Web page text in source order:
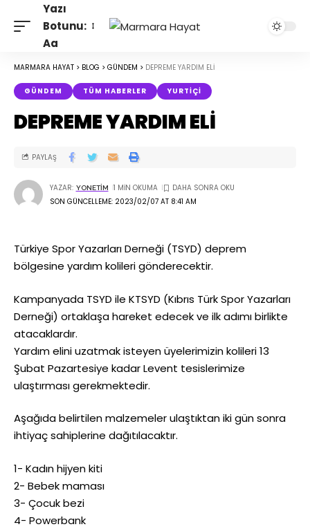
Yazı
Botunu:
Aa
MARMARA HAYAT > BLOG > GÜNDEM > DEPREME YARDIM ELİ
GÜNDEM TÜM HABERLER YURTIÇI
DEPREME YARDIM ELİ
SON GÜNCELLEME: 2023/02/07 AT 8:41 AM
YAZAR: YONETIM 1 MIN OKUMA
PAYLAŞ
Türkiye Spor Yazarları Derneği (TSYD) deprem
bölgesine yardım kolileri gönderecektir.
Kampanyada TSYD ile KTSYD (Kıbrıs Türk Spor Yazarları
Derneği) ortaklaşa hareket edecek ve ilk adımı birlikte
atacaklardır.
Yardım elini uzatmak isteyen üyelerimizin kolileri 13
Şubat Pazartesiye kadar Levent tesislerimize
ulaştırması gerekmektedir.
Aşağıda belirtilen malzemeler ulaştıktan iki gün sonra
ihtiyaç sahiplerine dağıtılacaktır.
1- Kadın hijyen kiti
2- Bebek maması
3- Çocuk bezi
4- Powerbank